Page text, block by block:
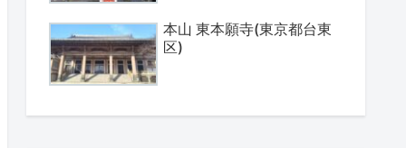
本山 東本願寺(東京都台東
区)